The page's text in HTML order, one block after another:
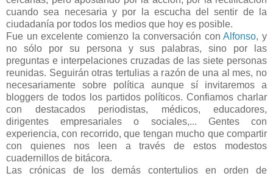
cuando sea necesaria y por la escucha del sentir de la
ciudadanía por todos los medios que hoy es posible.
Fue un excelente comienzo la conversación conAlfonso, y
no sólo por su persona y sus palabras, sino por las
preguntas e interpelaciones cruzadas de las siete personas
reunidas. Seguirán otras tertulias a razón de una al mes, no
necesariamente sobre política aunque sí invitaremos a
bloggers de todos los partidos políticos. Confiamos charlar
con destacados periodistas, médicos, educadores,
dirigentes empresariales o sociales,... Gentes con
experiencia, con recorrido, que tengan mucho que compartir
con quienes nos leen a través de estos modestos
cuadernillos de bitácora.
Las crónicas de los demás contertulios en orden de